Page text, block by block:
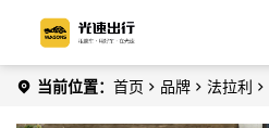
当前位置： 首页 品牌 法拉利